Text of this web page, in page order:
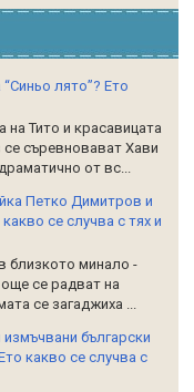
лято”? Ето
на Тито и красавицата
се съревновават Хави
от вс...
Петко Димитров и
се случва с тях и
близкото минало -
се радват на
се загаджиха ...
български
какво се случва с